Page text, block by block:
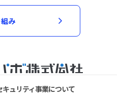
み
ュリティ事業について